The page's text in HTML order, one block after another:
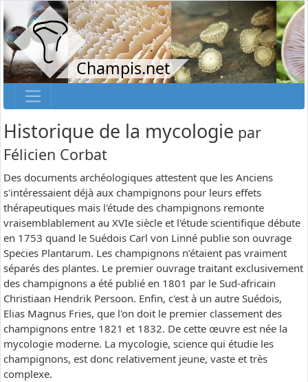
Champis.net
Historique de la mycologie par
Félicien Corbat
Des documents archéologiques attestent que les Anciens
s'intéressaient déjà aux champignons pour leurs effets
thérapeutiques mais l'étude des champignons remonte
vraisemblablement au XVIe siècle et l'étude scientifique débute
en 1753 quand le Suédois Carl von Linné publie son ouvrage
Species Plantarum. Les champignons n’étaient pas vraiment
séparés des plantes. Le premier ouvrage traitant exclusivement
des champignons a été publié en 1801 par le Sud-africain
Christiaan Hendrik Persoon. Enfin, c'est à un autre Suédois,
Elias Magnus Fries, que l'on doit le premier classement des
champignons entre 1821 et 1832. De cette œuvre est née la
mycologie moderne. La mycologie, science qui étudie les
champignons, est donc relativement jeune, vaste et très
complexe.